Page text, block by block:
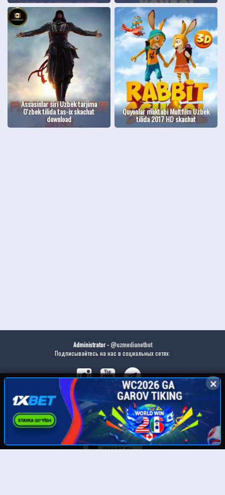
Assasinlar siri Uzbek tarjima
O'zbek tilida tas-ix skachat
download
Quyonlar maktabi Multfilm Uzbek
tilida 2017 HD skachat
Administrator -@uzmedianetbot
Подписывайтесь на нас в социальных сетях:
Скачайте наше приложение:
✕
✕